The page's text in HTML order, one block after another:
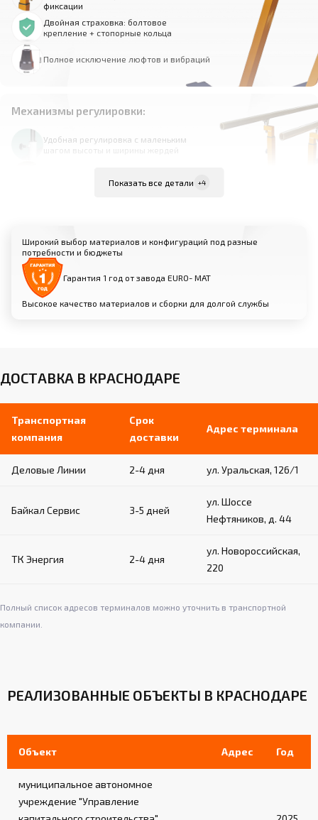
фиксации
Двойная страховка: болтовое
крепление + стопорные кольца
Полное исключение люфтов и вибраций
Механизмы регулировки:
Удобная регулировка с маленьким
шагом высоты и ширины жердей
Растяжки и крепления:
Равномерное распределение нагрузки во время
выполнения упражнений
Показать все детали +4
Широкий выбор материалов и конфигураций под разные
потребности и бюджеты
Гарантия 1 год от завода EURO- МАТ
Высокое качество материалов и сборки для долгой службы
ДОСТАВКА В КРАСНОДАРЕ
Транспортная
компания
Срок
доставки
Адрес терминала
Деловые Линии 2-4 дня ул. Уральская, 126/1
Байкал Сервис 3-5 дней
ул. Шоссе
Нефтяников, д. 44
ТК Энергия 2-4 дня
ул. Новороссийская,
220
Полный список адресов терминалов можно уточнить в транспортной
компании.
РЕАЛИЗОВАННЫЕ ОБЪЕКТЫ В КРАСНОДАРЕ
Объект Адрес Год
муниципальное автономное
учреждение "Управление